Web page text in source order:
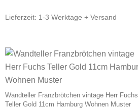
Lieferzeit: 1-3 Werktage + Versand
Wandteller Franzbrötchen vintage Herr Fuchs
Teller Gold 11cm Hamburg Wohnen Muster